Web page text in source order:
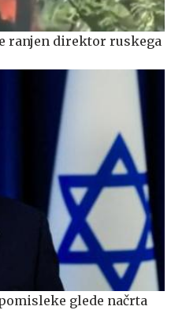
ranjen direktor ruskega
glede načrta